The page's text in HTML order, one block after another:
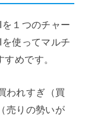
１つのチャー
使ってマルチ
めです。
われすぎ（買
売りの勢いが